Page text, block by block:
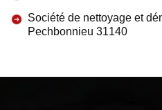
Société de nettoyage et
Pechbonnieu 31140